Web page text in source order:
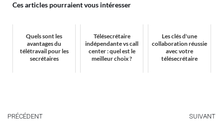
Ces articles pourraient vous intéresser
Quels sont les
avantages du
télétravail pour les
secrétaires
Télésecrétaire
indépendante vs call
center : quel est le
meilleur choix ?
Les clés d'une
collaboration réussie
avec votre
télésecrétaire
PRÉCÉDENT SUIVANT